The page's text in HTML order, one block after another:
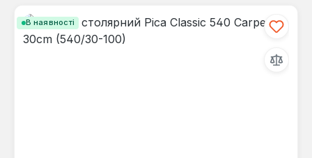
В наявності